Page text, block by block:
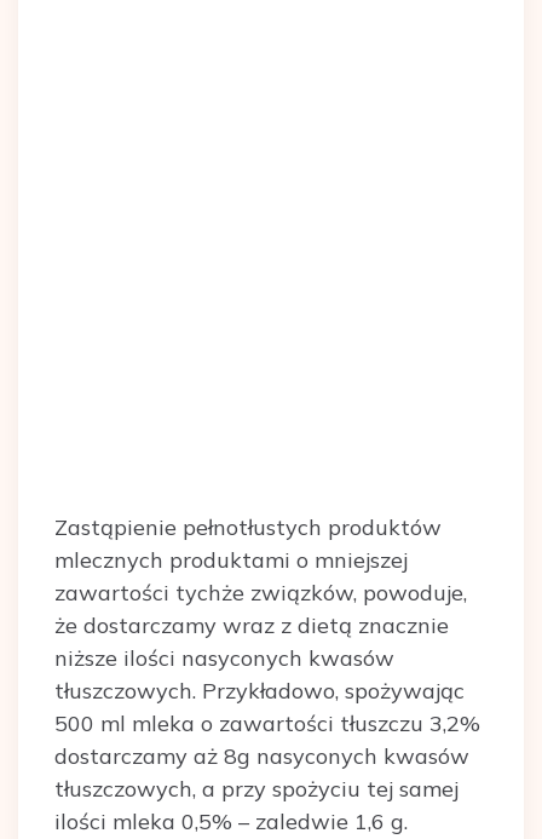
Zastąpienie pełnotłustych produktów
mlecznych produktami o mniejszej
zawartości tychże związków, powoduje,
że dostarczamy wraz z dietą znacznie
niższe ilości nasyconych kwasów
tłuszczowych. Przykładowo, spożywając
500 ml mleka o zawartości tłuszczu 3,2%
dostarczamy aż 8g nasyconych kwasów
tłuszczowych, a przy spożyciu tej samej
ilości mleka 0,5% – zaledwie 1,6 g.